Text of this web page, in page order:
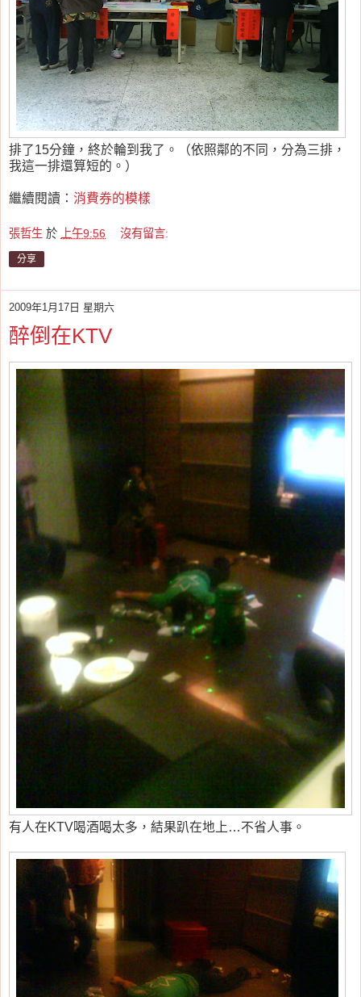
排了15分鐘，終於輪到我了。（依照鄰的不同，分為三排，
我這一排還算短的。）
繼續閱讀： 消費券的模樣
張哲生 於 上午9:56 沒有留言:
分享
2009年1月17日 星期六
醉倒在KTV
有人在KTV喝酒喝太多，結果趴在地上…不省人事。